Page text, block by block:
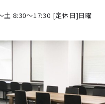
土 8:30～17:30 [定休日]日曜